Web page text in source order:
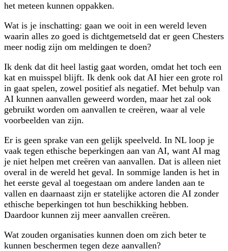
het meteen kunnen oppakken.
Wat is je inschatting: gaan we ooit in een wereld leven
waarin alles zo goed is dichtgemetseld dat er geen Chesters
meer nodig zijn om meldingen te doen?
Ik denk dat dit heel lastig gaat worden, omdat het toch een
kat en muisspel blijft. Ik denk ook dat AI hier een grote rol
in gaat spelen, zowel positief als negatief. Met behulp van
AI kunnen aanvallen geweerd worden, maar het zal ook
gebruikt worden om aanvallen te creëren, waar al vele
voorbeelden van zijn.
Er is geen sprake van een gelijk speelveld. In NL loop je
vaak tegen ethische beperkingen aan van AI, want AI mag
je niet helpen met creëren van aanvallen. Dat is alleen niet
overal in de wereld het geval. In sommige landen is het in
het eerste geval al toegestaan om andere landen aan te
vallen en daarnaast zijn er statelijke actoren die AI zonder
ethische beperkingen tot hun beschikking hebben.
Daardoor kunnen zij meer aanvallen creëren.
Wat zouden organisaties kunnen doen om zich beter te
kunnen beschermen tegen deze aanvallen?